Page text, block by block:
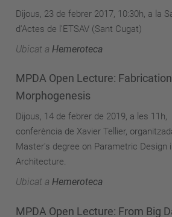
Dijous, 23 de febrer 2017, 10:30h, a la
d'Actes de l'ETSAV (Sant Cugat)
Ubicat a Hemeroteca
MPDA Open Lecture:
Morphogenesis
Dijous, 14 de febrer de 2019, a les 11h,
conferència de Xavier Tellier,
Master's degree on Parametric Design
Architecture.
Ubicat a Hemeroteca
MPDA Open Lecture: From Big